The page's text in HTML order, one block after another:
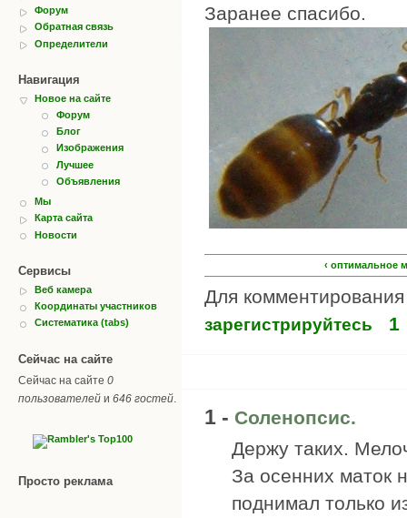
Форум
Обратная связь
Определители
Навигация
Новое на сайте
Форум
Блог
Изображения
Лучшее
Объявления
Мы
Карта сайта
Новости
Сервисы
Веб камера
Координаты участников
Систематика (tabs)
Сейчас на сайте
Сейчас на сайте 0
пользователей и 646 гостей
Просто реклама
Заранее спасибо.
‹ оптимальное
Для
зарегистрируйтесь 1
1 - Соленопсис.
Держу таких.
За осенних маток
поднимал только